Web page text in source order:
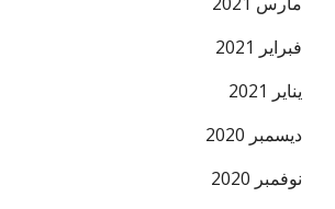
فبراير 2021
يناير 2021
ديسمبر 2020
نوفمبر 2020